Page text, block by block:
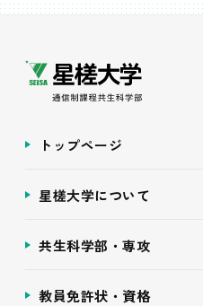
トップページ
星槎大学について
共生科学部・専攻
教員免許状・資格